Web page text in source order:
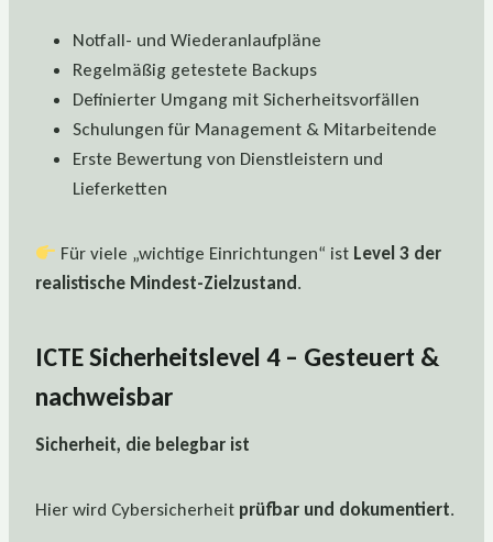
Notfall- und Wiederanlaufpläne
Regelmäßig getestete Backups
Definierter Umgang mit Sicherheitsvorfällen
Schulungen für Management & Mitarbeitende
Erste Bewertung von Dienstleistern und
Lieferketten
Für viele „wichtige Einrichtungen“ ist Level 3 der
realistische Mindest-Zielzustand.
ICTE Sicherheitslevel 4 – Gesteuert &
nachweisbar
Sicherheit, die belegbar ist
Hier wird Cybersicherheit prüfbar und dokumentiert.